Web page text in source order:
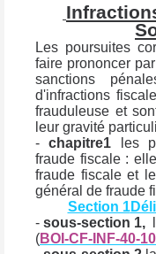
Les poursuites
faire prononcer
sanctions
d'infractions
frauduleuse et
leur gravité
-chapitre1 les
fraude fiscale :
fraude fiscale et
général de fraude
Section 1
- sous-section 1,
(BOI-CF-INF-40-